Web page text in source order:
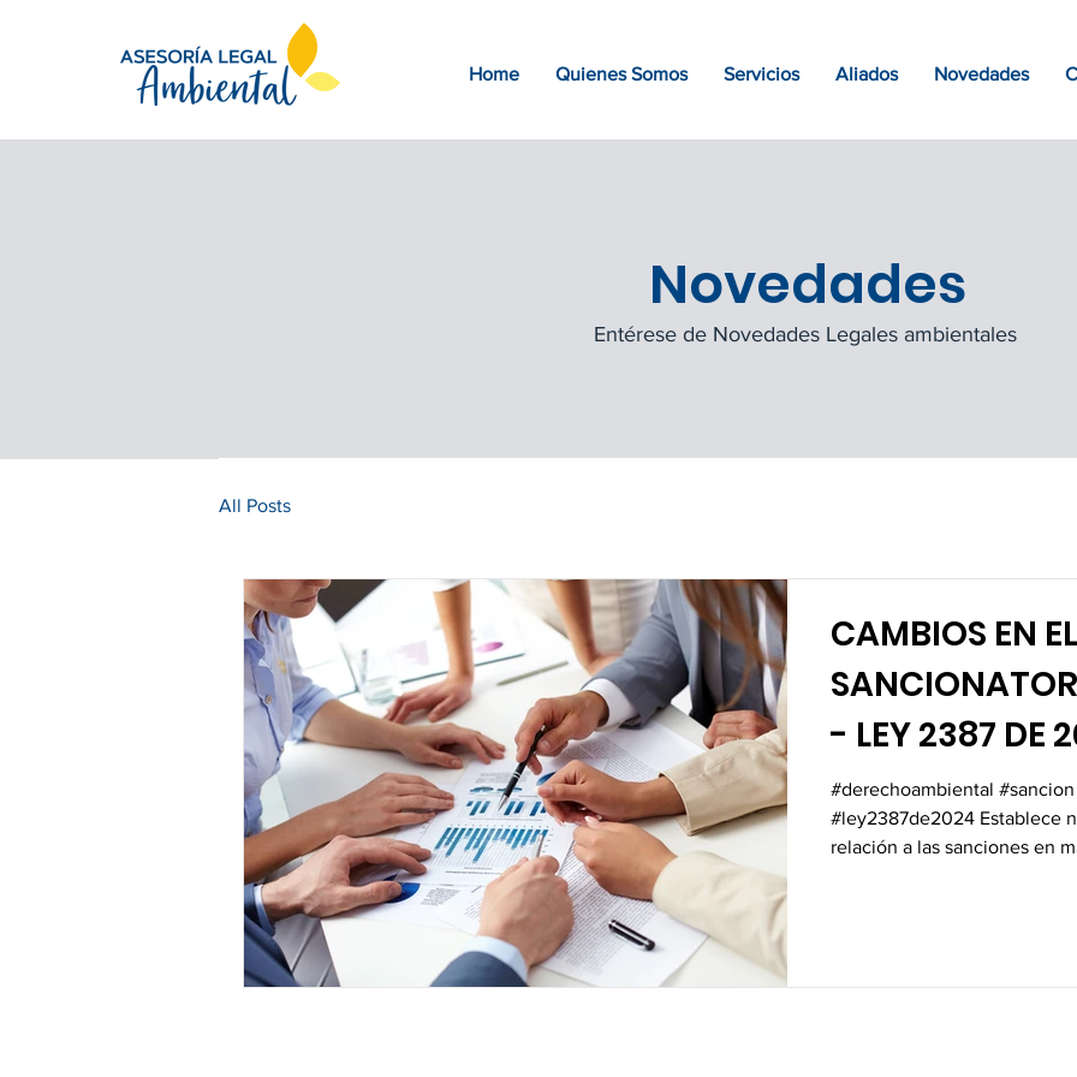
Home Quienes Somos Servicios Aliados Novedades
Novedades
Entérese de Novedades Legales ambientales
All Posts
CAMBIOS EN
- LEY 2387 DE
#derechoambiental
#ley2387de2024 Establece
relación a las sanciones en